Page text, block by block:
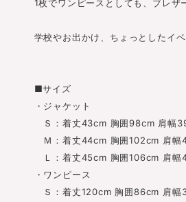
1枚でワンピースとしても、ブレ
学校やお出かけ、ちょっとしたイ
■サイズ
・ジャケット
Ｓ：着丈43cm 胸囲98cm 肩幅
Ｍ：着丈44cm 胸囲102cm 肩幅
Ｌ：着丈45cm 胸囲106cm 肩幅
・ワンピース
Ｓ：着丈120cm 胸囲86cm 肩幅